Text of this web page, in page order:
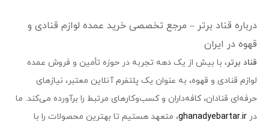
درباره قناد برتر – مرجع تخصصی خرید عمده لوازم قنادی و
قهوه در ایران
قناد برتر، با بیش از یک دهه تجربه در حوزه تأمین و فروش عمده
لوازم قنادی و قهوه، به عنوان یک پلتفرم آنلاین معتبر، نیازهای
حرفه‌ای قنادان، کافه‌داران و کسب‌وکارهای مرتبط را برآورده می‌کند. ما
در ghanadyebartar.ir، متعهد هستیم تا بهترین محصولات را با